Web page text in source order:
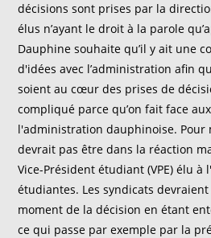
décisions sont prises par la
élus n’ayant le droit à la parole
Dauphine souhaite qu’il y ait une
d'idées avec l’administration afin
soient au cœur des prises de
compliqué parce qu’on fait face
l'administration dauphinoise. Pour
devrait pas être dans la réaction
Vice-Président étudiant (VPE) élu à
étudiantes. Les syndicats
moment de la décision en étant
ce qui passe par exemple par la